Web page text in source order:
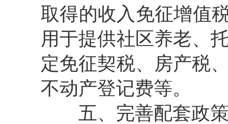
取得的收入免征增值
用于提供社区养老、
定免征契税、房产税
不动产登记费等。
五、完善配套政